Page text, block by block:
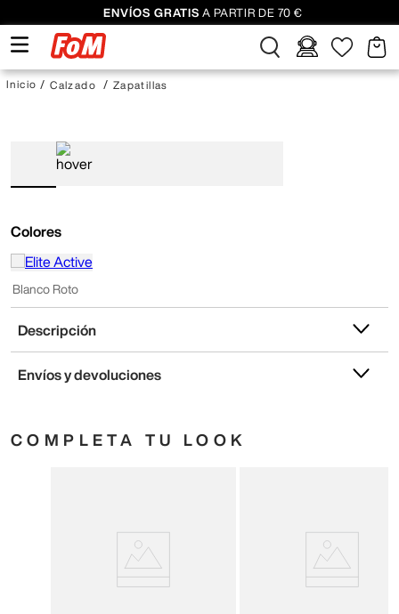
ENVÍOS GRATIS A PARTIR DE 70 €
Calzado Zapatillas
Colores
Blanco Roto
Descripción
Envíos y devoluciones
COMPLETA TU LOOK